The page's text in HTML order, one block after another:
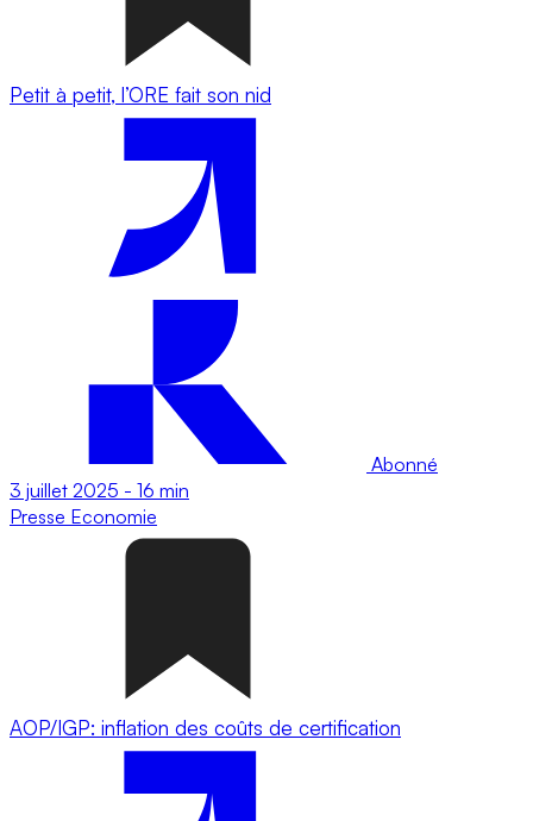
Petit à petit, l’ORE fait son nid
Abonné
3 juillet 2025 - 16 min
Presse Economie
AOP/IGP: inflation des coûts de certification